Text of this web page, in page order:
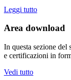
Leggi tutto
Area download
In questa sezione
e certificazioni in
Vedi tutto